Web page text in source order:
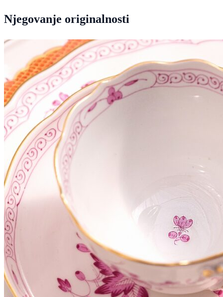
Njegovanje originalnosti